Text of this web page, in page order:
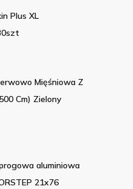
Plus XL
Mięśniowa Z
Cm) Zielony
aluminiowa
21x76